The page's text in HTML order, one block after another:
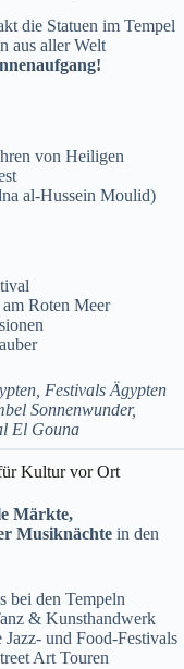
die Statuen im Tempel
aus aller Welt
von Heiligen
al-Hussein Moulid)
Roten Meer
Festivals Ägypten
Sonnenwunder,
El Gouna
Kultur vor Ort
Märkte,
Musiknächte in den
bei den Tempeln
& Kunsthandwerk
Jazz- und Food-Festivals
Art Touren